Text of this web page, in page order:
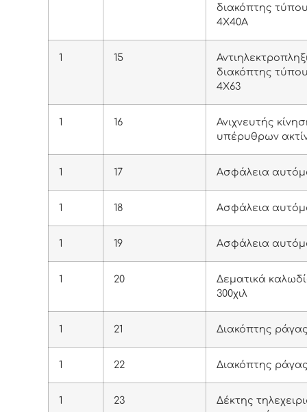
διακόπτης
4Χ40A
1 15
διακόπτης
4Χ63
1 16
Ανιχνευτής
υπέρυθρων
1 17 Ασφάλεια
1 18 Ασφάλεια
1 19 Ασφάλεια
1 20
Δεματικά
300χιλ
1 21 Διακόπτης
1 22 Διακόπτης
1 23
Δέκτης